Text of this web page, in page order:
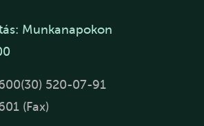
Munkanapokon
(30) 520-07-91
(Fax)